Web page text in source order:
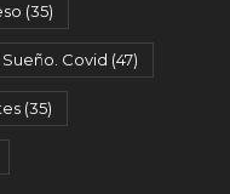
(35)
Covid (47)
(35)